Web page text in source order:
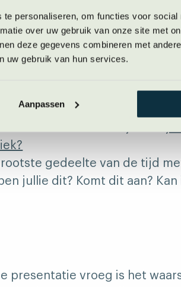
personaliseren, om functies voor social
over uw gebruik van onze site met
deze gegevens combineren met
uw gebruik van hun services.
Aanpassen
presentatie die je
stotteren was. Wat gebeurde
gedeelte van de tijd
jullie dit? Komt dit aan?
presentatie vroeg is het